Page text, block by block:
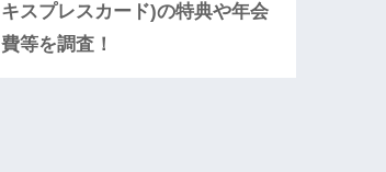
キスプレスカード)の特典や年会
費等を調査！